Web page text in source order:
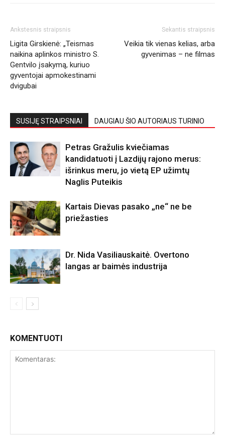
Ankstesnis straipsnis
Ligita Girskienė: „Teismas
naikina aplinkos ministro S.
Gentvilo įsakymą, kuriuo
gyventojai apmokestinami
dvigubai
Sekantis straipsnis
Veikia tik vienas kelias, arba
gyvenimas – ne filmas
SUSIJĘ STRAIPSNIAI DAUGIAU ŠIO AUTORIAUS TURINIO
Petras Gražulis kviečiamas
kandidatuoti į Lazdijų rajono merus:
išrinkus meru, jo vietą EP užimtų
Naglis Puteikis
Kartais Dievas pasako „ne“ ne be
priežasties
Dr. Nida Vasiliauskaitė. Overtono
langas ar baimės industrija
KOMENTUOTI